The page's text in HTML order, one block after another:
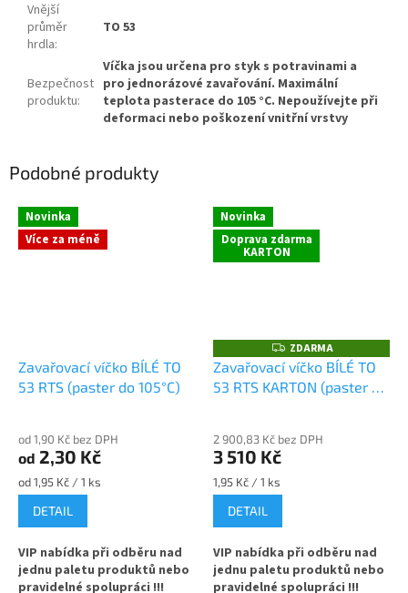
Vnější
průměr
hrdla:
TO 53
Bezpečnost
produktu:
Víčka jsou určena pro styk s potravinami a
pro jednorázové zavařování. Maximální
teplota pasterace do 105 °C. Nepoužívejte při
deformaci nebo poškození vnitřní vrstvy
Podobné produkty
Novinka
Více za méně
Zavařovací víčko BÍLÉ TO
53 RTS (paster do 105°C)
od 1,90 Kč bez DPH
od 2,30 Kč
Měrná
cena:
od 1,95 Kč / 1 ks
DETAIL
VIP nabídka při odběru nad
jednu paletu produktů nebo
pravidelné spolupráci !!!
Novinka
Doprava zdarma
KARTON
Z
D
A
R
ZDARMA
Zavařovací víčko BÍLÉ TO
53 RTS KARTON (paster do
2 900,83 Kč bez DPH
3 510 Kč
Měrná
cena:
1,95 Kč / 1 ks
DETAIL
VIP nabídka při odběru nad
jednu paletu produktů nebo
pravidelné spolupráci !!!